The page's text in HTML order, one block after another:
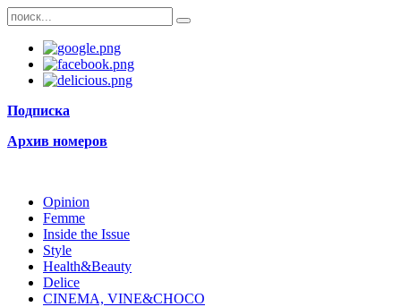
Подписка
Архив номеров
Opinion
Femme
Inside the Issue
Style
Health&Beauty
Delice
CINEMA, VINE&CHOCO